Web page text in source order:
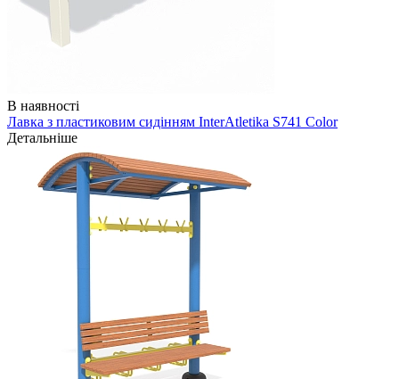
В наявності
Лавка з пластиковим сидінням InterAtletika S741 Color
Детальніше